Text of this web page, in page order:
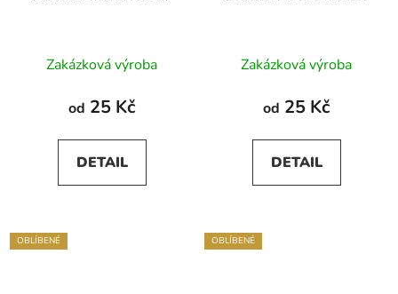
Zakázková výroba
od 25 Kč
DETAIL
Zakázková výroba
od 25 Kč
DETAIL
OBLÍBENÉ OBLÍBENÉ